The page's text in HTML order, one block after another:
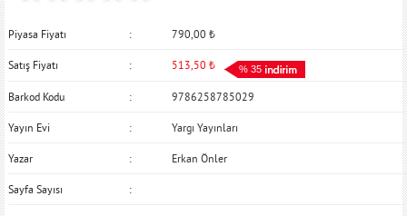
Piyasa Fiyatı 790,00 ₺
Satış Fiyatı 513,50 ₺ % 35
Barkod Kodu 9786258785029
Yayın Evi Yargı Yayınları
Yazar Erkan Önler
Sayfa Sayısı